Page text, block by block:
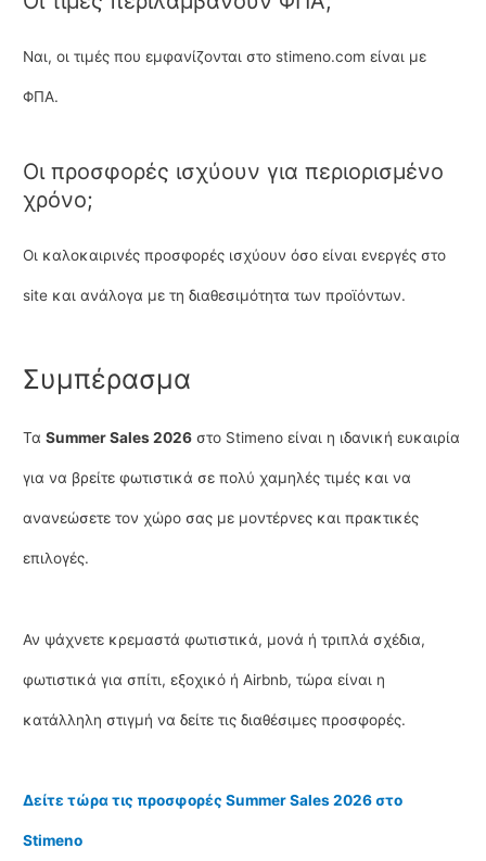
Ναι, οι τιμές που εμφανίζονται στο stimeno.com είναι με
ΦΠΑ.
Οι προσφορές ισχύουν για περιορισμένο
χρόνο;
Οι καλοκαιρινές προσφορές ισχύουν όσο είναι ενεργές στο
site και ανάλογα με τη διαθεσιμότητα των προϊόντων.
Συμπέρασμα
ΤαSummer Sales 2026 στο Stimeno είναι η ιδανική ευκαιρία
για να βρείτε φωτιστικά σε πολύ χαμηλές τιμές και να
ανανεώσετε τον χώρο σας με μοντέρνες και πρακτικές
επιλογές.
Αν ψάχνετε κρεμαστά φωτιστικά, μονά ή τριπλά σχέδια,
φωτιστικά για σπίτι, εξοχικό ή Airbnb, τώρα είναι η
κατάλληλη στιγμή να δείτε τις διαθέσιμες προσφορές.
Δείτε τώρα τις προσφορές Summer Sales 2026 στο
Stimeno